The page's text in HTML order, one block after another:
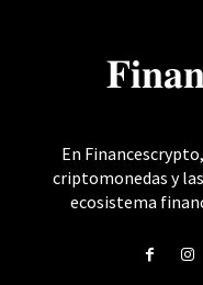
En
criptomonedas y
ecosistema